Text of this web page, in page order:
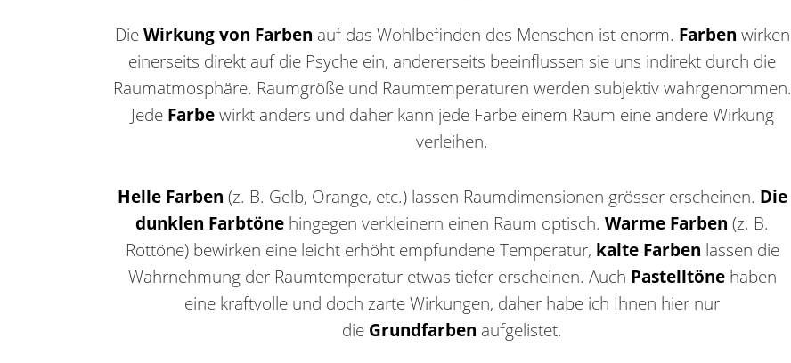
DieWirkung von Farben auf das Wohlbefinden des Menschen ist enorm. Farben wirken
einerseits direkt auf die Psyche ein, andererseits beeinflussen sie uns indirekt durch die
Raumatmosphäre. Raumgröße und Raumtemperaturen werden subjektiv wahrgenommen.
Jede Farbewirkt anders und daher kann jede Farbe einem Raum eine andere Wirkung
verleihen.
Helle Farben (z. B. Gelb, Orange, etc.) lassen Raumdimensionen grösser erscheinen. Die
dunklen Farbtöne hingegen verkleinern einen Raum optisch.Warme Farben (z. B.
Rottöne) bewirken eine leicht erhöht empfundene Temperatur, kalte Farben lassen die
Wahrnehmung der Raumtemperatur etwas tiefer erscheinen. Auch Pastelltönehaben
eine kraftvolle und doch zarte Wirkungen, daher habe ich Ihnen hier nur
die Grundfarben aufgelistet.